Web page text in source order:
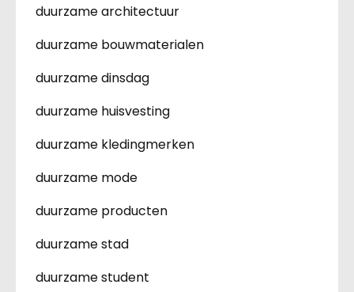
duurzame architectuur
duurzame bouwmaterialen
duurzame dinsdag
duurzame huisvesting
duurzame kledingmerken
duurzame mode
duurzame producten
duurzame stad
duurzame student